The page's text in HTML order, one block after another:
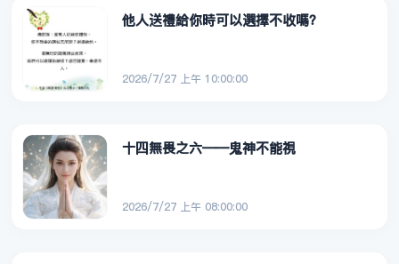
他人送禮給你時可以選擇不收嗎？
2026/7/27 上午 10:00:00
十四無畏之六——鬼神不能視
2026/7/27 上午 08:00:00